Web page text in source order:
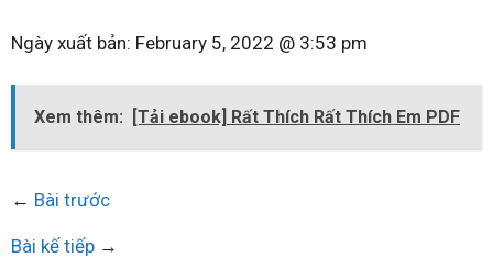
Ngày xuất bản: February 5, 2022 @ 3:53 pm
Xem thêm: [Tải ebook] Rất Thích Rất Thích Em PDF
← Bài trước
Bài kế tiếp →